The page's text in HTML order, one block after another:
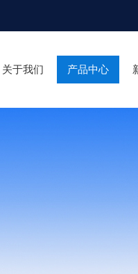
关于我们 产品中心